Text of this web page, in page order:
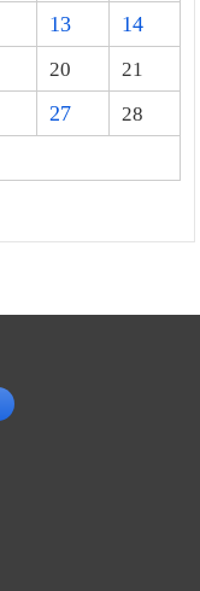
13
14
20
21
27
28